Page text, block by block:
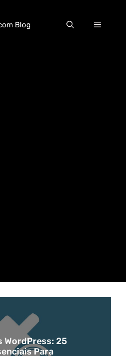
Blog Menu
WordPress: 25
Para